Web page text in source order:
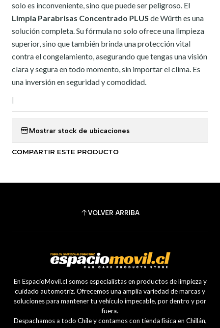
solo es inconveniente, sino que puede ser peligroso. El
Limpia Parabrisas Concentrado PLUS de Würth es una
solución completa. Su fórmula no solo ofrece una limpieza
superior, sino que también brinda una protección vital
contra el congelamiento, asegurando que tengas una visión
clara y segura en todo momento, sin importar el clima. Es
una inversión en seguridad y comodidad.
Mostrar stock de ubicaciones
COMPARTIR ESTE PRODUCTO
VOLVER ARRIBA
En EspacioMovil.cl somos especialistas en productos de limpieza y
cuidado automotriz. Ofrecemos una amplia variedad de marcas y
soluciones para mantener tu vehículo impecable, por dentro y por
fuera.
Despachamos a todo Chile y contamos con tienda física en Chillán,